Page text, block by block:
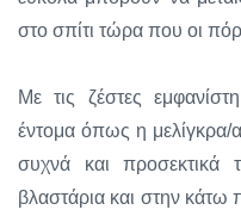
στο σπίτι τώρα που οι
Με τις ζέστες
έντομα όπως η μελίγκρα/
συχνά και
βλαστάρια και στην